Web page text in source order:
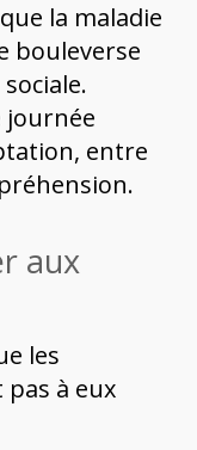
la maladie
bouleverse
journée
entre
aux
les
à eux